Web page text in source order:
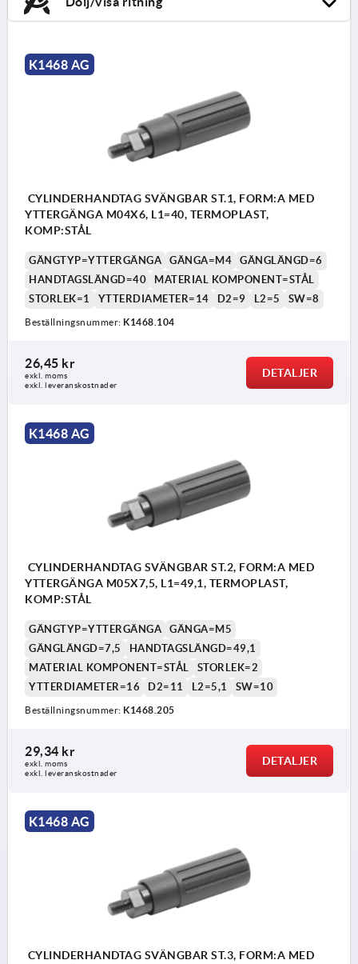
K1468 AG
CYLINDERHANDTAG SVÄNGBAR ST.1, FORM:A MED
YTTERGÄNGA M04X6, L1=40, TERMOPLAST,
KOMP:STÅL
GÄNGTYP=YTTERGÄNGA GÄNGA=M4
GÄNGLÄNGD=6
HANDTAGSLÄNGD=40
MATERIAL KOMPONENT=STÅL
STORLEK=1
YTTERDIAMETER=14 D2=9 L2=5 SW=8
Beställningsnummer: K1468.104
26,45 kr
exkl. moms
exkl. leveranskostnader
DETALJER
K1468 AG
CYLINDERHANDTAG SVÄNGBAR ST.2, FORM:A MED
YTTERGÄNGA M05X7,5, L1=49,1, TERMOPLAST,
KOMP:STÅL
GÄNGTYP=YTTERGÄNGA
GÄNGA=M5
GÄNGLÄNGD=7,5
HANDTAGSLÄNGD=49,1
MATERIAL KOMPONENT=STÅL
STORLEK=2
YTTERDIAMETER=16
D2=11 L2=5,1 SW=10
Beställningsnummer: K1468.205
29,34 kr
exkl. moms
exkl. leveranskostnader
DETALJER
K1468 AG
CYLINDERHANDTAG SVÄNGBAR ST.3, FORM:A MED